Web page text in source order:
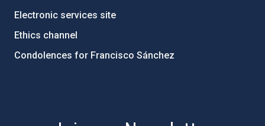
Electronic services site
Ethics channel
Condolences for Francisco Sánchez